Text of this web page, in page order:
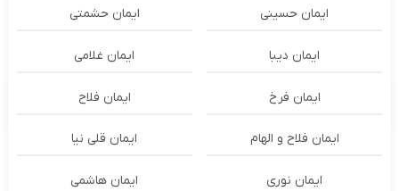
ایمان حسینی ایمان حشمتی
ایمان دیبا ایمان غلامی
ایمان فرخ ایمان فلاح
ایمان فلاح و الهام ایمان قلی نیا
ایمان نوری ایمان هاشمی